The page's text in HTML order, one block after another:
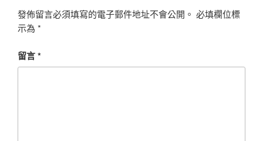
發佈留言必須填寫的電子郵件地址不會公開。 必填欄位標
示為 *
留言*